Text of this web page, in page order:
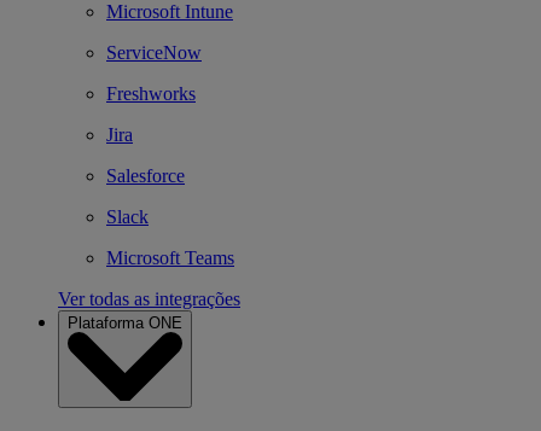
Microsoft Intune
ServiceNow
Freshworks
Jira
Salesforce
Slack
Microsoft Teams
Ver todas as integrações
Plataforma ONE